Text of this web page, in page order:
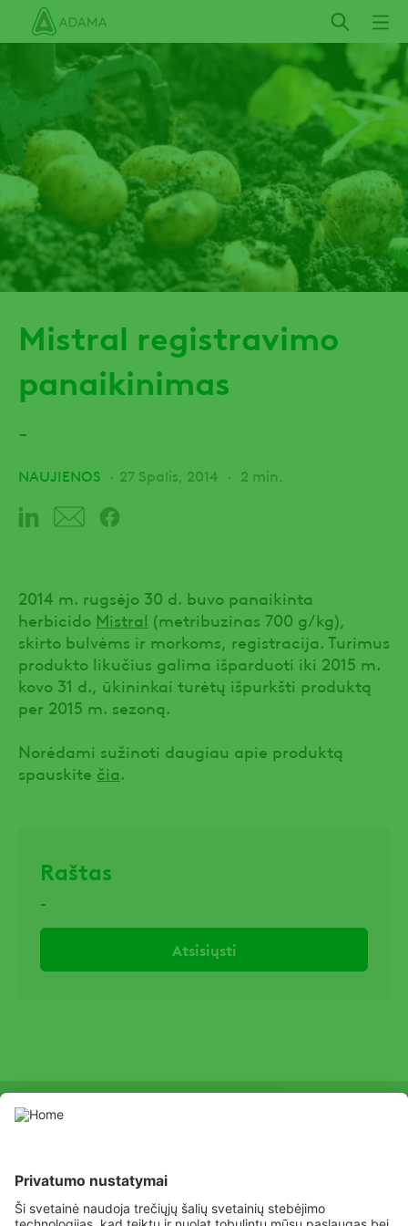
Pereiti
Mistral registravimo
panaikinimas
-
NAUJIENOS 27 Spalis, 2014 2 min.
2014 m. rugsėjo 30 d. buvo panaikinta
herbicido Mistral (metribuzinas 700 g/kg),
skirto bulvėms ir morkoms, registracija. Turimus
produkto likučius galima išparduoti iki 2015 m.
kovo 31 d., ūkininkai turėtų išpurkšti produktą
per 2015 m. sezoną.
Norėdami sužinoti daugiau apie produktą
spauskite čia.
Raštas
-
Atsisiųsti